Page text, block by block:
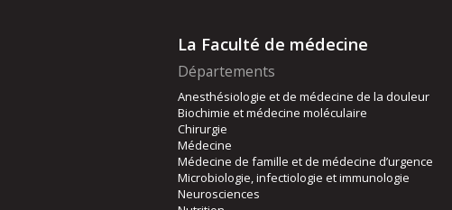
La Faculté de médecine
Départements
Anesthésiologie et de médecine de la douleur
Biochimie et médecine moléculaire
Chirurgie
Médecine
Médecine de famille et de médecine d’urgence
Microbiologie, infectiologie et immunologie
Neurosciences